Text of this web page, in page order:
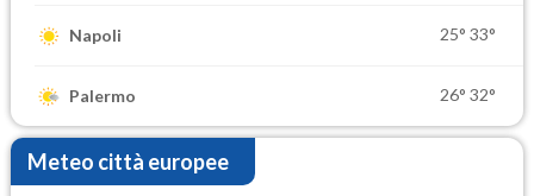
Napoli 25° 33°
Palermo 26° 32°
Meteo città europee